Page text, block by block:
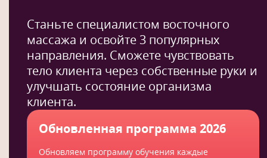
Станьте специалистом восточного
массажа и освойте 3 популярных
направления. Сможете чувствовать
тело клиента через собственные руки и
улучшать состояние организма
клиента.
Обновленная программа 2026
Обновляем программу обучения каждые